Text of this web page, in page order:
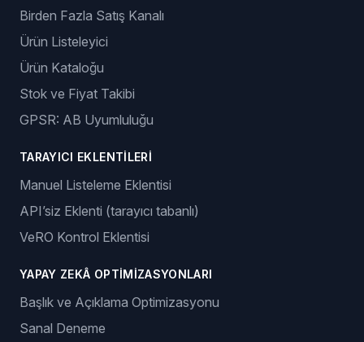
Birden Fazla Satış Kanalı
Ürün Listeleyici
Ürün Kataloğu
Stok ve Fiyat Takibi
GPSR: AB Uyumluluğu
TARAYICI EKLENTILERI
Manuel Listeleme Eklentisi
API’siz Eklenti (tarayıcı tabanlı)
VeRO Kontrol Eklentisi
YAPAY ZEKÂ OPTIMIZASYONLARI
Başlık ve Açıklama Optimizasyonu
Sanal Deneme